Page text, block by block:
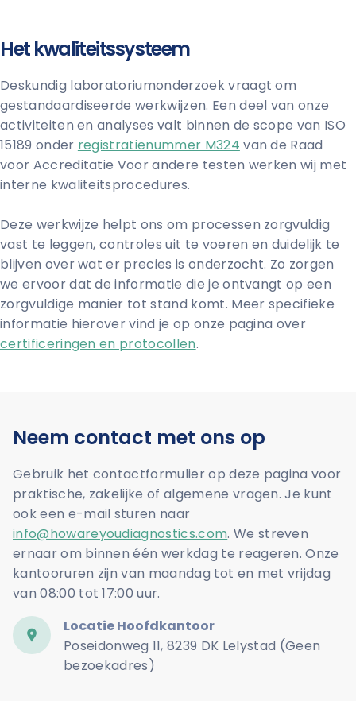
Het kwaliteitssysteem
Deskundig laboratoriumonderzoek vraagt om
gestandaardiseerde werkwijzen. Een deel van onze
activiteiten en analyses valt binnen de scope van ISO
15189 onder registratienummer M324 van de Raad
voor Accreditatie Voor andere testen werken wij met
interne kwaliteitsprocedures.
Deze werkwijze helpt ons om processen zorgvuldig
vast te leggen, controles uit te voeren en duidelijk te
blijven over wat er precies is onderzocht. Zo zorgen
we ervoor dat de informatie die je ontvangt op een
zorgvuldige manier tot stand komt. Meer specifieke
informatie hierover vind je op onze pagina over
certificeringen en protocollen.
Neem contact met ons op
Gebruik het contactformulier op deze pagina voor
praktische, zakelijke of algemene vragen. Je kunt
ook een e-mail sturen naar
info@howareyoudiagnostics.com. We streven
ernaar om binnen één werkdag te reageren. Onze
kantooruren zijn van maandag tot en met vrijdag
van 08:00 tot 17:00 uur.
Locatie Hoofdkantoor
Poseidonweg 11, 8239 DK Lelystad (Geen
bezoekadres)